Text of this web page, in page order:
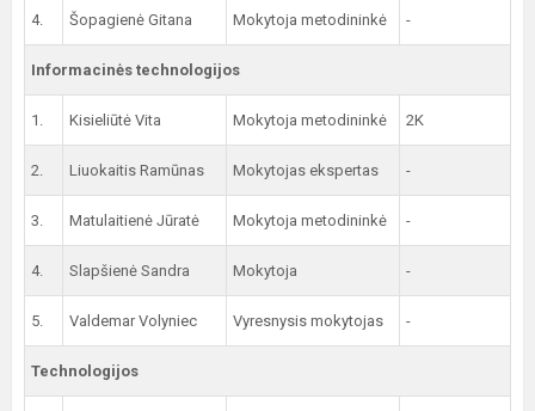
4. Šopagienė Gitana Mokytoja metodininkė -
Informacinės technologijos
1. Kisieliūtė Vita Mokytoja metodininkė 2K
2. Liuokaitis Ramūnas Mokytojas ekspertas -
3. Matulaitienė Jūratė Mokytoja metodininkė -
4. Slapšienė Sandra Mokytoja -
5. Valdemar Volyniec Vyresnysis mokytojas -
Technologijos